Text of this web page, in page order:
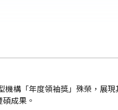
機構「年度領袖獎」殊榮，展現
成果。